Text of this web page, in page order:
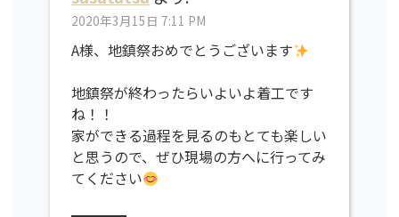
2020年3月15日 7:11 PM
A様、地鎮祭おめでとうございます
地鎮祭が終わったらいよいよ着工です
ね！！
家ができる過程を見るのもとても楽しい
と思うので、ぜひ現場の方へに行ってみ
てください